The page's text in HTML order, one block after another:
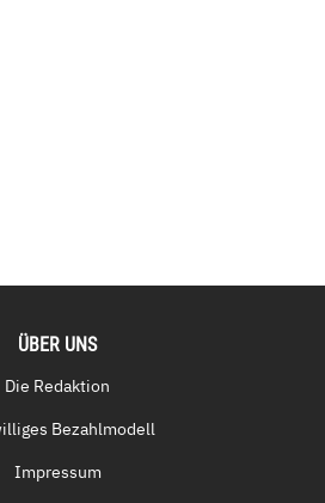
ÜBER UNS
Die Redaktion
Bezahlmodell
Impressum